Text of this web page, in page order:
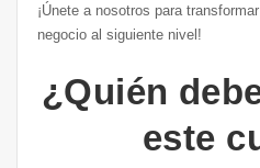
¡Únete a nosotros para
negocio al siguiente nivel!
¿Quién
este